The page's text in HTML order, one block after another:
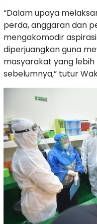
“Dalam upaya
perda, anggaran dan
mengakomodir
diperjuangkan guna
masyarakat yang
sebelumnya,” tutur